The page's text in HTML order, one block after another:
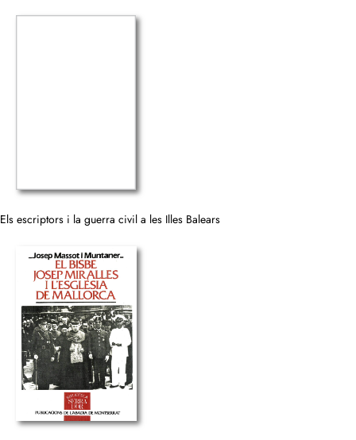
Els escriptors i la guerra civil a les Illes Balears